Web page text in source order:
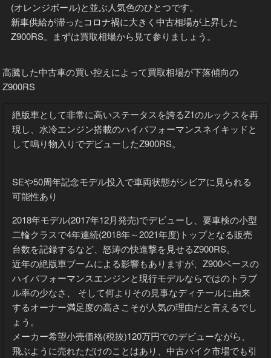
(オレンジボール)と並ぶ人気色のひとつです。
新車供給が滞ったコロナ禍に大きく中古相場が上昇した
Z900RS。まずは買取相場から見て参りましょう。
高騰した中古車の買い控えによって買取相場が下落傾向の
Z900RS
絶版車として非常に高いステータスを誇るZ1のルックスを再
現し、水冷エンジン搭載のハイパフォーマンスネイキッドと
して鳴り物入りでデビューしたZ900RS。
SEや50周年記念モデル投入で車両状態がシビアに見られる
可能性あり
2018年モデル(2017年12月発売)でデビューし、要車検の小型
二輪クラスで4年連続(2018年～2021年度)トップとなる販売
台数を記録するなど、怒涛の快進撃を見せるZ900RS。
近年の絶版車ブームによる影響もありますが、Z900ベースの
ハイパフォーマンスエンジンと現行モデルならではのトラブ
ル率の少なさ、 そして何よりその見事なディテールに由来
するオーナー満足度の高さこそが人気の理由だと言えるでし
ょう。
メーカー希望小売価格(税抜)120万円でのデビューながら、
飛ぶように売れただけのことはあり、中古バイク市場でも引